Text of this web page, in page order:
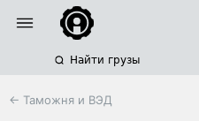
Найти грузы
← Таможня и ВЭД